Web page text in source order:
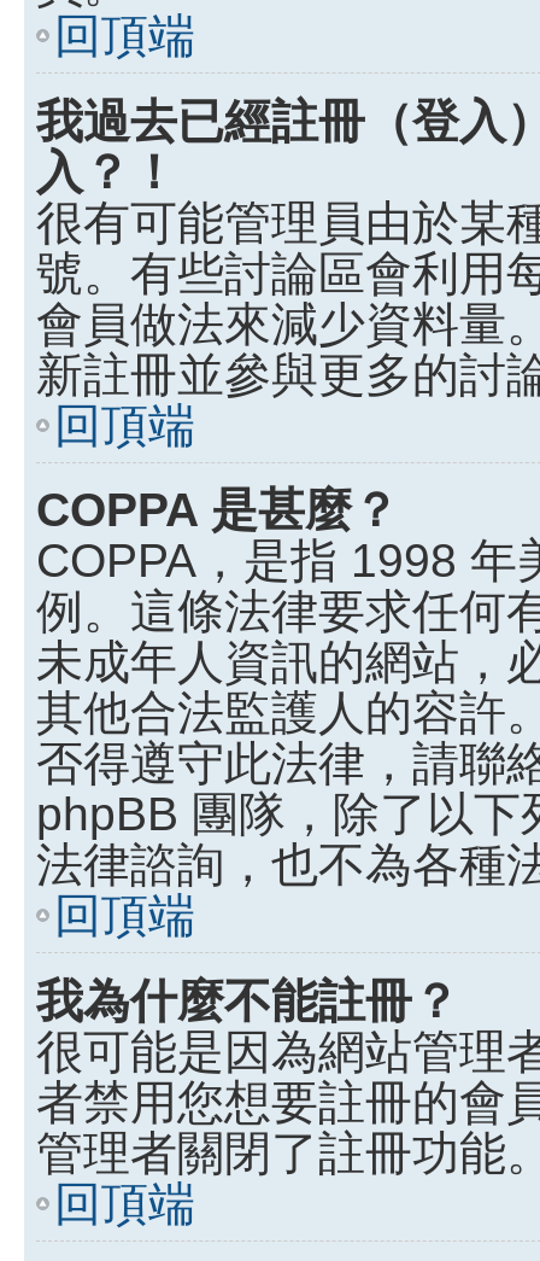
回頂端
我過去已經註冊（登入
入？！
很有可能管理員由於某
號。有些討論區會利用
會員做法來減少資料量
新註冊並參與更多的討
回頂端
COPPA 是甚麼？
COPPA，是指 1998
例。這條法律要求任何
未成年人資訊的網站，
其他合法監護人的容許
否得遵守此法律，請聯
phpBB 團隊，除了以
法律諮詢，也不為各種
回頂端
我為什麼不能註冊？
很可能是因為網站管理
者禁用您想要註冊的會
管理者關閉了註冊功能
回頂端